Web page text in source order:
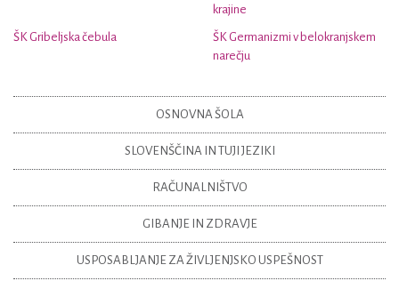
krajine
ŠK Gribeljska čebula
ŠK Germanizmi v belokranjskem
narečju
OSNOVNA ŠOLA
SLOVENŠČINA IN TUJI JEZIKI
RAČUNALNIŠTVO
GIBANJE IN ZDRAVJE
USPOSABLJANJE ZA ŽIVLJENJSKO USPEŠNOST